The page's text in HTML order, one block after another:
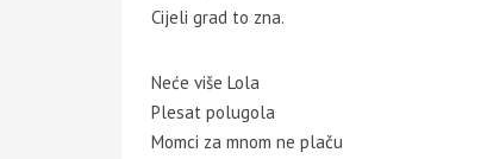
Cijeli grad to zna.
Neće više Lola
Plesat polugola
Momci za mnom ne plaču